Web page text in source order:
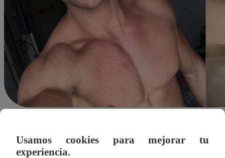
Usamos cookies para mejorar tu
experiencia.